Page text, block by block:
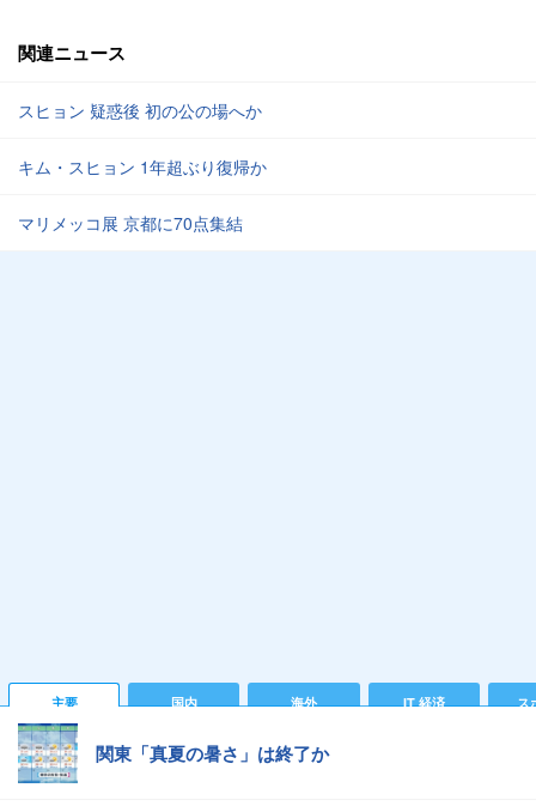
関連ニュース
スヒョン 疑惑後 初の公の場へか
キム・スヒョン 1年超ぶり復帰か
マリメッコ展 京都に70点集結
主要 国内 海外 IT 経済 ス
関東「真夏の暑さ」は終了か